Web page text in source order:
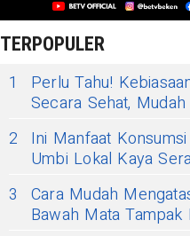
TERPOPULER
1
Perlu Tahu!
Secara Sehat,
2
Ini Manfaat
Umbi Lokal Kaya
3
Cara Mudah
Bawah Mata